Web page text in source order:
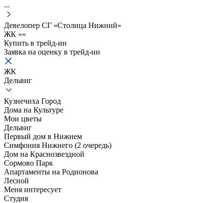
...
Девелопер СГ «Столица Нижний»
ЖК «»
Купить в трейд-ин
Заявка на оценку в трейд-ин
ЖК
Дельвиг
Кузнечиха Город
Дома на Культуре
Мои цветы
Дельвиг
Первый дом в Нижнем
Симфония Нижнего (2 очередь)
Дом на Краснозвездной
Сормово Парк
Апартаменты на Родионова
Лесной
Меня интересует
Студия